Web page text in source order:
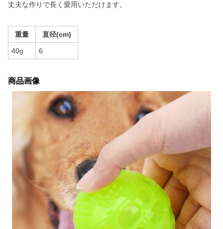
丈夫な作りで長く愛用いただけます。
重量 直径(cm)
40g 6
商品画像